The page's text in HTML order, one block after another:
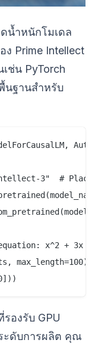
น้ำหนักโมเดล
ง Prime Intellect
ช่น PyTorch
นฐานสำหรับ
3"  #
x^2 + 3x
max_length=100)
องรับ GPU
ะดับการผลิต คุณ